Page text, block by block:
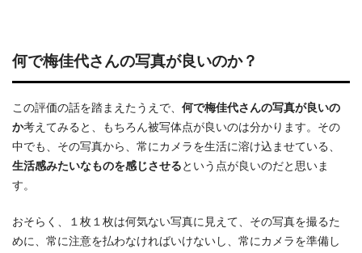
何で梅佳代さんの写真が良いのか？
この評価の話を踏まえたうえで、 何で梅佳代さんの写真が良いの
か考えてみると、もちろん被写体点が良いのは分かります。その
中でも、その写真から、常にカメラを生活に溶け込ませている、
生活感みたいなものを感じさせる という点が良いのだと思いま
す。
おそらく、１枚１枚は何気ない写真に見えて、その写真を撮るた
めに、常に注意を払わなければいけないし、常にカメラを準備し